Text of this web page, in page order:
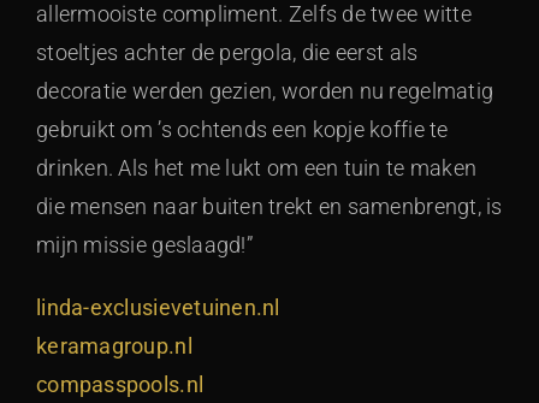
allermooiste compliment. Zelfs de twee witte
stoeltjes achter de pergola, die eerst als
decoratie werden gezien, worden nu regelmatig
gebruikt om ’s ochtends een kopje koffie te
drinken. Als het me lukt om een tuin te maken
die mensen naar buiten trekt en samenbrengt, is
mijn missie geslaagd!”
linda-exclusievetuinen.nl
keramagroup.nl
compasspools.nl